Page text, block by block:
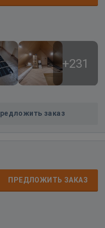
+231
заказ
ПРЕДЛОЖИТЬ ЗАКАЗ